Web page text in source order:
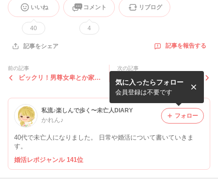
いいね
40
コメント
4
リブログ
記事をシェア 記事を報告する
前の記事
ビックリ！男尊女卑とか家制
次の記事
会うことに意味がある
私流♪楽しんで歩く〜未亡人DIARY
かれん♪
40代で未亡人になりました。 日常や婚活について書いていきま
す。
気に入ったらフォロー
会員登録は不要です
フォロー
婚活レポジャンル 141位